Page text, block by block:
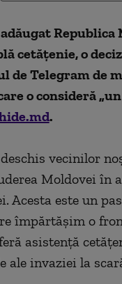
Republica
cetăţenie, o
de Telegram de
o consideră
.
vecinilor
Moldovei în
Acesta este un
împărtăşim o
asistenţă
invaziei la